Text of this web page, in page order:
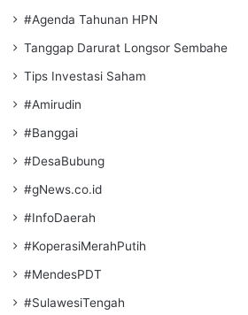
#Agenda Tahunan HPN
Tanggap Darurat Longsor Sembahe
Tips Investasi Saham
#Amirudin
#Banggai
#DesaBubung
#gNews.co.id
#InfoDaerah
#KoperasiMerahPutih
#MendesPDT
#SulawesiTengah